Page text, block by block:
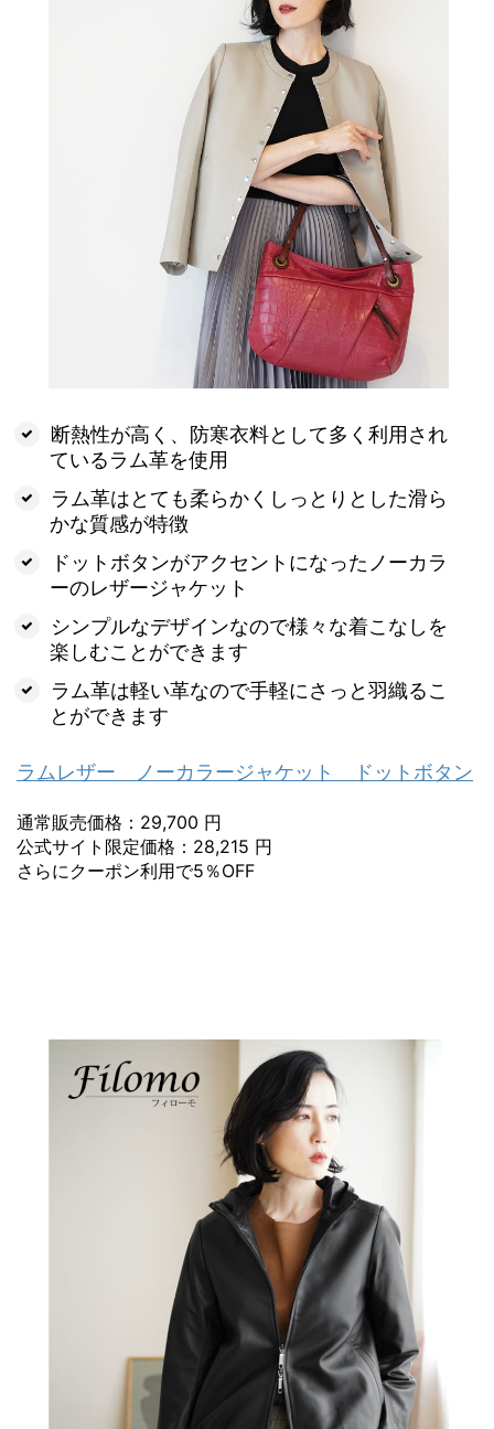
断熱性が高く、防寒衣料として多く利用され
ているラム革を使用
ラム革はとても柔らかくしっとりとした滑ら
かな質感が特徴
ドットボタンがアクセントになったノーカラ
ーのレザージャケット
シンプルなデザインなので様々な着こなしを
楽しむことができます
ラム革は軽い革なので手軽にさっと羽織るこ
とができます
ラムレザー ノーカラージャケット ドットボタン
通常販売価格：29,700 円
公式サイト限定価格：28,215 円
さらにクーポン利用で5％OFF